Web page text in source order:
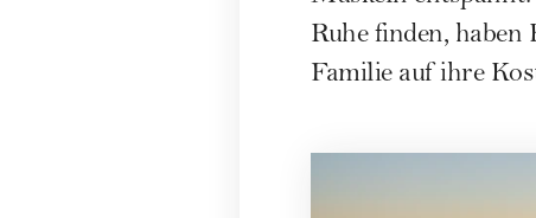
Ruhe finden,
Familie auf ihre